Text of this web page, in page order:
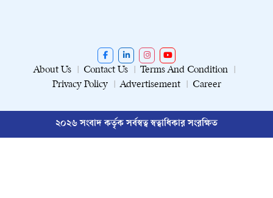
About Us Contact Us
Terms And Condition
Privacy Policy
Advertisement Career
২০২৬ সংবাদ কর্তৃক সর্বস্বত্ব স্বত্বাধিকার সংরক্ষিত